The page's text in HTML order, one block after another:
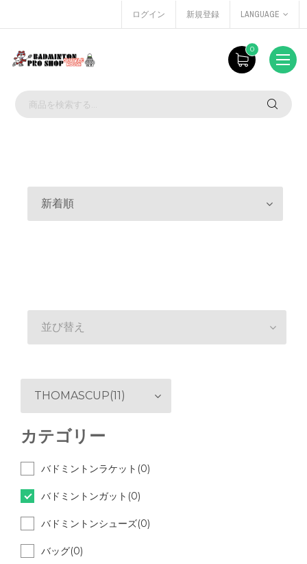
ログイン 新規登録 LANGUAGE
0
新着順
並び替え
THOMASCUP(11)
カテゴリー
バドミントンラケット(0)
バドミントンガット(0)
バドミントンシューズ(0)
バッグ(0)